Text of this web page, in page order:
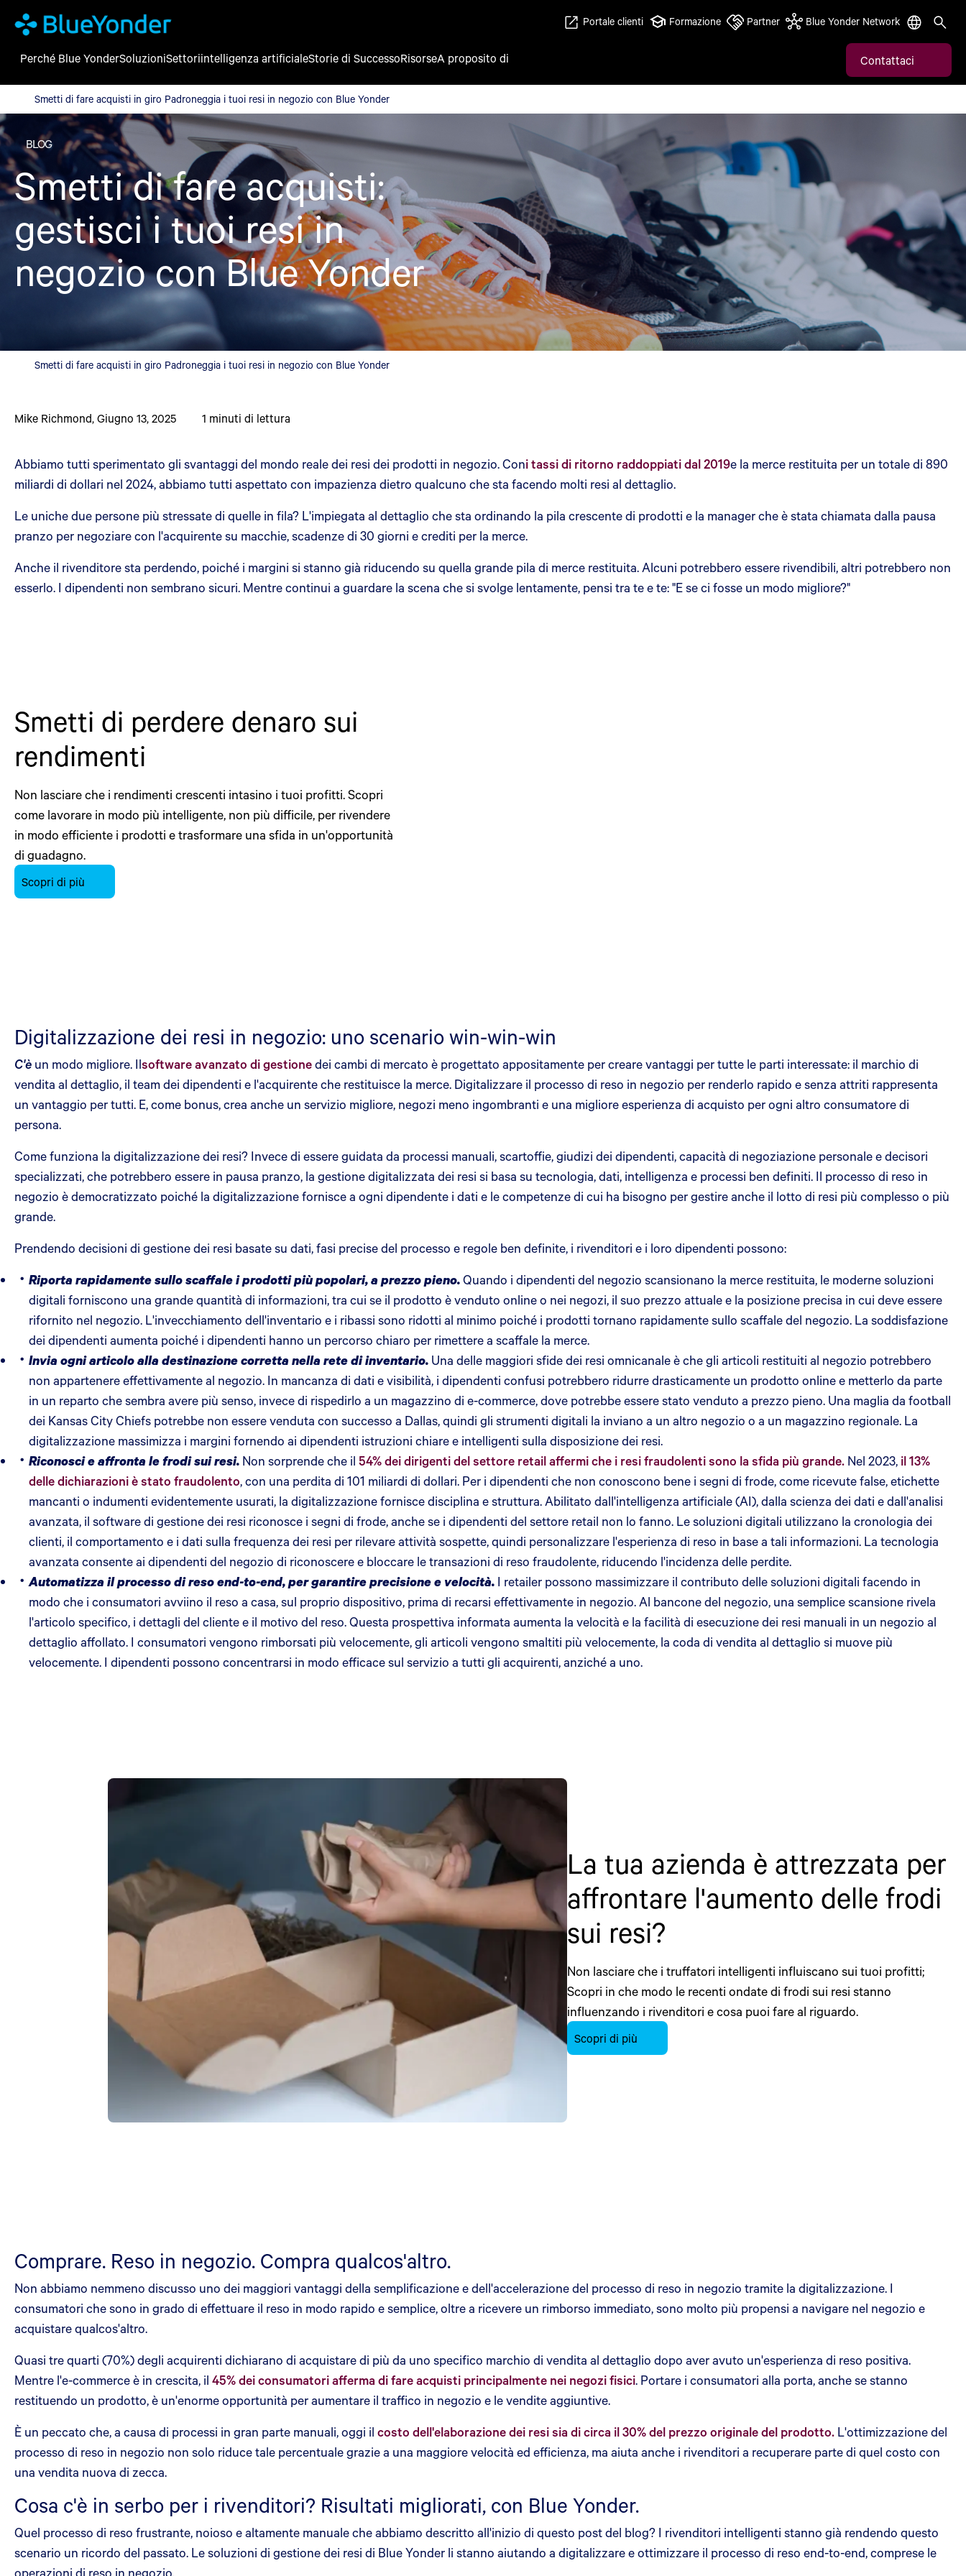
Smetti di fare acquisti in giro Padroneggia i tuoi resi in negozio con Blue Yonder
Portale clienti Formazione Partner Blue Yonder Network
Perché Blue YonderSoluzioniSettoriintelligenza artificialeStorie di SuccessoRisorseA proposito di Contattaci
Smetti di fare acquisti in giro Padroneggia i tuoi resi in negozio con Blue Yonder
BLOG
Smetti di fare acquisti:
gestisci i tuoi resi in
negozio con Blue Yonder
Smetti di fare acquisti in giro Padroneggia i tuoi resi in negozio con Blue Yonder
Mike Richmond,Giugno 13, 2025 1 minuti di lettura
Abbiamo tutti sperimentato gli svantaggi del mondo reale dei resi dei prodotti in negozio. Coni tassi di ritorno raddoppiati dal 2019e la merce restituita per un totale di 890
miliardi di dollari nel 2024, abbiamo tutti aspettato con impazienza dietro qualcuno che sta facendo molti resi al dettaglio.
Le uniche due persone più stressate di quelle in fila? L'impiegata al dettaglio che sta ordinando la pila crescente di prodotti e la manager che è stata chiamata dalla pausa
pranzo per negoziare con l'acquirente su macchie, scadenze di 30 giorni e crediti per la merce.
Anche il rivenditore sta perdendo, poiché i margini si stanno già riducendo su quella grande pila di merce restituita. Alcuni potrebbero essere rivendibili, altri potrebbero non
esserlo. I dipendenti non sembrano sicuri. Mentre continui a guardare la scena che si svolge lentamente, pensi tra te e te: "E se ci fosse un modo migliore?"
Smetti di perdere denaro sui
rendimenti
Non lasciare che i rendimenti crescenti intasino i tuoi profitti. Scopri
come lavorare in modo più intelligente, non più difficile, per rivendere
in modo efficiente i prodotti e trasformare una sfida in un'opportunità
di guadagno.
Scopri di più
Digitalizzazione dei resi in negozio: uno scenario win-win-win
C'è un modo migliore. Ilsoftware avanzato di gestionedei cambi di mercato è progettato appositamente per creare vantaggi per tutte le parti interessate: il marchio di
vendita al dettaglio, il team dei dipendenti e l'acquirente che restituisce la merce. Digitalizzare il processo di reso in negozio per renderlo rapido e senza attriti rappresenta
un vantaggio per tutti. E, come bonus, crea anche un servizio migliore, negozi meno ingombranti e una migliore esperienza di acquisto per ogni altro consumatore di
persona.
Come funziona la digitalizzazione dei resi? Invece di essere guidata da processi manuali, scartoffie, giudizi dei dipendenti, capacità di negoziazione personale e decisori
specializzati, che potrebbero essere in pausa pranzo, la gestione digitalizzata dei resi si basa su tecnologia, dati, intelligenza e processi ben definiti. Il processo di reso in
negozio è democratizzato poiché la digitalizzazione fornisce a ogni dipendente i dati e le competenze di cui ha bisogno per gestire anche il lotto di resi più complesso o più
grande.
Prendendo decisioni di gestione dei resi basate su dati, fasi precise del processo e regole ben definite, i rivenditori e i loro dipendenti possono:
Riporta rapidamente sullo scaffale i prodotti più popolari, a prezzo pieno.Quando i dipendenti del negozio scansionano la merce restituita, le moderne soluzioni
digitali forniscono una grande quantità di informazioni, tra cui se il prodotto è venduto online o nei negozi, il suo prezzo attuale e la posizione precisa in cui deve essere
rifornito nel negozio. L'invecchiamento dell'inventario e i ribassi sono ridotti al minimo poiché i prodotti tornano rapidamente sullo scaffale del negozio. La soddisfazione
dei dipendenti aumenta poiché i dipendenti hanno un percorso chiaro per rimettere a scaffale la merce.
Invia ogni articolo alla destinazione corretta nella rete di inventario. Una delle maggiori sfide dei resi omnicanale è che gli articoli restituiti al negozio potrebbero
non appartenere effettivamente al negozio. In mancanza di dati e visibilità, i dipendenti confusi potrebbero ridurre drasticamente un prodotto online e metterlo da parte
in un reparto che sembra avere più senso, invece di rispedirlo a un magazzino di e-commerce, dove potrebbe essere stato venduto a prezzo pieno. Una maglia da football
dei Kansas City Chiefs potrebbe non essere venduta con successo a Dallas, quindi gli strumenti digitali la inviano a un altro negozio o a un magazzino regionale. La
digitalizzazione massimizza i margini fornendo ai dipendenti istruzioni chiare e intelligenti sulla disposizione dei resi.
Riconosci e affronta le frodi sui resi. Non sorprende che il 54% dei dirigenti del settore retail affermi che i resi fraudolenti sono la sfida più grande. Nel 2023, il 13%
delle dichiarazioni è stato fraudolento, con una perdita di 101 miliardi di dollari. Per i dipendenti che non conoscono bene i segni di frode, come ricevute false, etichette
mancanti o indumenti evidentemente usurati, la digitalizzazione fornisce disciplina e struttura. Abilitato dall'intelligenza artificiale (AI), dalla scienza dei dati e dall'analisi
avanzata, il software di gestione dei resi riconosce i segni di frode, anche se i dipendenti del settore retail non lo fanno. Le soluzioni digitali utilizzano la cronologia dei
clienti, il comportamento e i dati sulla frequenza dei resi per rilevare attività sospette, quindi personalizzare l'esperienza di reso in base a tali informazioni. La tecnologia
avanzata consente ai dipendenti del negozio di riconoscere e bloccare le transazioni di reso fraudolente, riducendo l'incidenza delle perdite.
Automatizza il processo di reso end-to-end, per garantire precisione e velocità. I retailer possono massimizzare il contributo delle soluzioni digitali facendo in
modo che i consumatori avviino il reso a casa, sul proprio dispositivo, prima di recarsi effettivamente in negozio. Al bancone del negozio, una semplice scansione rivela
l'articolo specifico, i dettagli del cliente e il motivo del reso. Questa prospettiva informata aumenta la velocità e la facilità di esecuzione dei resi manuali in un negozio al
dettaglio affollato. I consumatori vengono rimborsati più velocemente, gli articoli vengono smaltiti più velocemente, la coda di vendita al dettaglio si muove più
velocemente. I dipendenti possono concentrarsi in modo efficace sul servizio a tutti gli acquirenti, anziché a uno.
La tua azienda è attrezzata per
affrontare l'aumento delle frodi
sui resi?
Non lasciare che i truffatori intelligenti influiscano sui tuoi profitti;
Scopri in che modo le recenti ondate di frodi sui resi stanno
influenzando i rivenditori e cosa puoi fare al riguardo.
Scopri di più
Comprare. Reso in negozio. Compra qualcos'altro.
Non abbiamo nemmeno discusso uno dei maggiori vantaggi della semplificazione e dell'accelerazione del processo di reso in negozio tramite la digitalizzazione. I
consumatori che sono in grado di effettuare il reso in modo rapido e semplice, oltre a ricevere un rimborso immediato, sono molto più propensi a navigare nel negozio e
acquistare qualcos'altro.
Quasi tre quarti (70%) degli acquirenti dichiarano di acquistare di più da uno specifico marchio di vendita al dettaglio dopo aver avuto un'esperienza di reso positiva.
Mentre l'e-commerce è in crescita, il 45% dei consumatori afferma di fare acquisti principalmente nei negozi fisici. Portare i consumatori alla porta, anche se stanno
restituendo un prodotto, è un'enorme opportunità per aumentare il traffico in negozio e le vendite aggiuntive.
È un peccato che, a causa di processi in gran parte manuali, oggi il costo dell'elaborazione dei resi sia di circa il 30% del prezzo originale del prodotto. L'ottimizzazione del
processo di reso in negozio non solo riduce tale percentuale grazie a una maggiore velocità ed efficienza, ma aiuta anche i rivenditori a recuperare parte di quel costo con
una vendita nuova di zecca.
Cosa c'è in serbo per i rivenditori? Risultati migliorati, con Blue Yonder.
Quel processo di reso frustrante, noioso e altamente manuale che abbiamo descritto all'inizio di questo post del blog? I rivenditori intelligenti stanno già rendendo questo
scenario un ricordo del passato. Le soluzioni di gestione dei resi di Blue Yonder li stanno aiutando a digitalizzare e ottimizzare il processo di reso end-to-end, comprese le